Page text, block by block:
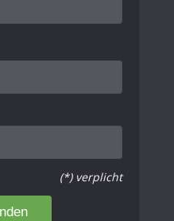
(*) verplicht